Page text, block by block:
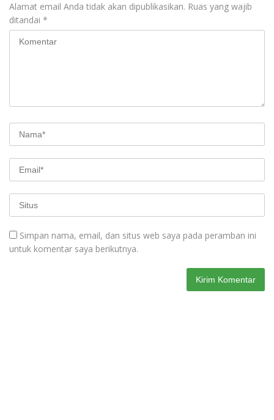
Alamat email Anda tidak akan dipublikasikan. Ruas yang wajib
ditandai *
Simpan nama, email, dan situs web saya pada peramban ini
untuk komentar saya berikutnya.